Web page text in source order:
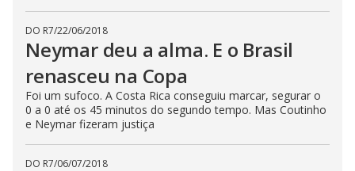
DO R7/22/06/2018
Neymar deu a alma. E o Brasil
renasceu na Copa
Foi um sufoco. A Costa Rica conseguiu marcar, segurar o
0 a 0 até os 45 minutos do segundo tempo. Mas Coutinho
e Neymar fizeram justiça
DO R7/06/07/2018